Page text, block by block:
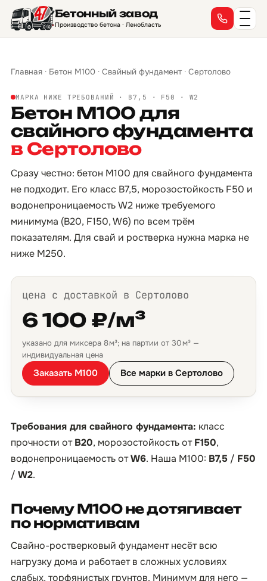
Бетонный завод
Производство бетона · Ленобласть
Главная · Бетон М100 · Свайный фундамент · Сертолово
МАРКА НИЖЕ ТРЕБОВАНИЙ · B7,5 · F50 · W2
Бетон М100 для
свайного фундамента
в Сертолово
Сразу честно: бетон М100 для свайного фундамента
не подходит. Его класс B7,5, морозостойкость F50 и
водонепроницаемость W2 ниже требуемого
минимума (B20, F150, W6) по всем трём
показателям. Для свай и ростверка нужна марка не
ниже М250.
цена с доставкой в Сертолово
6 100 ₽/м³
указано для миксера 8 м³; на партии от 30 м³ —
индивидуальная цена
Заказать М100 Все марки в Сертолово
Требования для свайного фундамента: класс
прочности отB20, морозостойкость отF150,
водонепроницаемость отW6. Наша М100: B7,5 / F50
/ W2.
Почему М100 не дотягивает
по нормативам
Свайно-ростверковый фундамент несёт всю
нагрузку дома и работает в сложных условиях
слабых, торфянистых грунтов. Минимум для него —